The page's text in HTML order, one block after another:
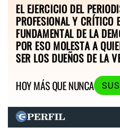
EL EJERCICIO DEL
PROFESIONAL Y CRÍTICO
FUNDAMENTAL DE LA
POR ESO MOLESTA A
SER LOS DUEÑOS DE LA
HOY MÁS QUE NUNCA